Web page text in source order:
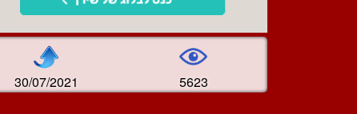
30/07/2021 5623